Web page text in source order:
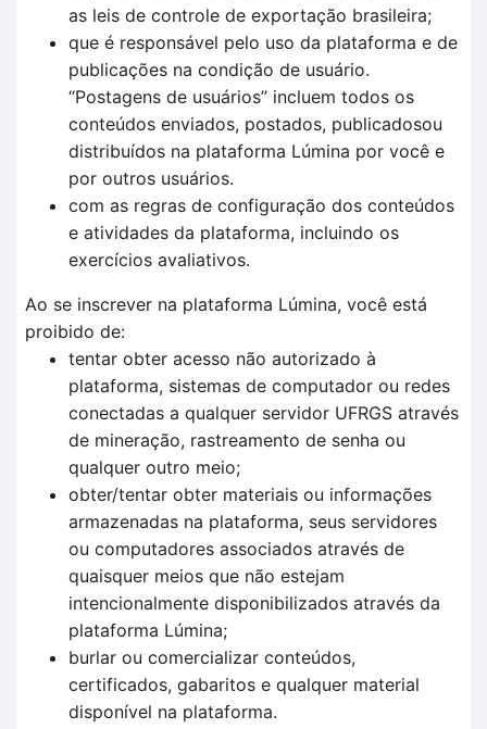
as leis de controle de exportação brasileira;
que é responsável pelo uso da plataforma e de
publicações na condição de usuário.
“Postagens de usuários” incluem todos os
conteúdos enviados, postados, publicadosou
distribuídos na plataforma Lúmina por você e
por outros usuários.
com as regras de configuração dos conteúdos
e atividades da plataforma, incluindo os
exercícios avaliativos.
Ao se inscrever na plataforma Lúmina, você está
proibido de:
tentar obter acesso não autorizado à
plataforma, sistemas de computador ou redes
conectadas a qualquer servidor UFRGS através
de mineração, rastreamento de senha ou
qualquer outro meio;
obter/tentar obter materiais ou informações
armazenadas na plataforma, seus servidores
ou computadores associados através de
quaisquer meios que não estejam
intencionalmente disponibilizados através da
plataforma Lúmina;
burlar ou comercializar conteúdos,
certificados, gabaritos e qualquer material
disponível na plataforma.